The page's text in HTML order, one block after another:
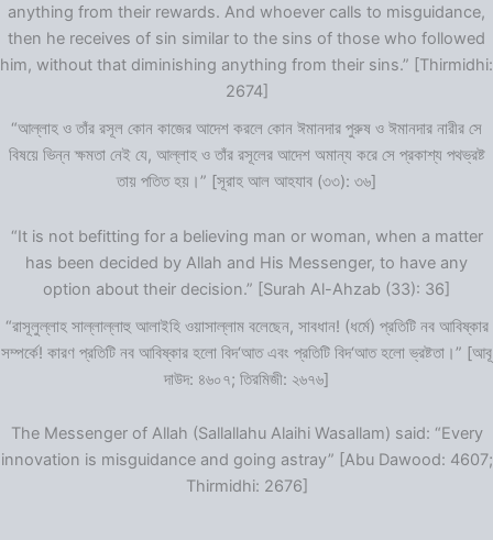
anything from their rewards. And whoever calls to misguidance,
then he receives of sin similar to the sins of those who followed
him, without that diminishing anything from their sins.” [Thirmidhi:
2674]
“আল্লাহ ও তাঁর রসূল কোন কাজের আদেশ করলে কোন ঈমানদার পুরুষ ও ঈমানদার নারীর সে
বিষয়ে ভিন্ন ক্ষমতা নেই যে, আল্লাহ ও তাঁর রসূলের আদেশ অমান্য করে সে প্রকাশ্য পথভ্রষ্ট
তায় পতিত হয়।” [সূরাহ আল আহযাব (৩৩): ৩৬]
“It is not befitting for a believing man or woman, when a matter
has been decided by Allah and His Messenger, to have any
option about their decision.” [Surah Al-Ahzab (33): 36]
“রাসূলুল্লাহ সাল্লাল্লাহু আলাইহি ওয়াসাল্লাম বলেছেন, সাবধান! (ধর্মে) প্রতিটি নব আবিষ্কার
সম্পর্কে! কারণ প্রতিটি নব আবিষ্কার হলো বিদ‘আত এবং প্রতিটি বিদ‘আত হলো ভ্রষ্টতা।” [আবূ
দাউদ: ৪৬০৭; তিরমিজী: ২৬৭৬]
The Messenger of Allah (Sallallahu Alaihi Wasallam) said: “Every
innovation is misguidance and going astray” [Abu Dawood: 4607;
Thirmidhi: 2676]